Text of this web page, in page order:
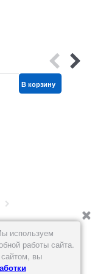
В корзину
используем
работы сайта.
вы